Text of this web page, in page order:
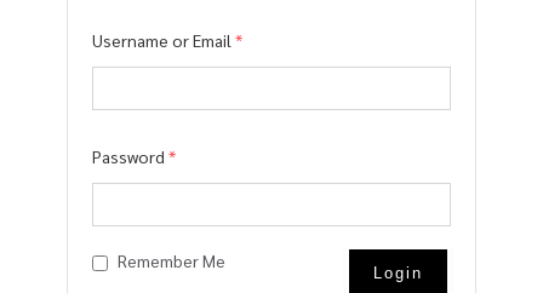
Username or Email*
Password*
Remember Me